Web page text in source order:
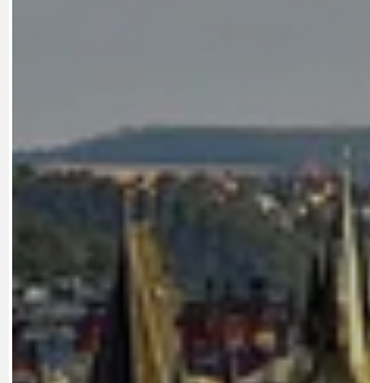
CYKLOVÝLETY
DATA A VÝROČÍ
DEZINFORMACE